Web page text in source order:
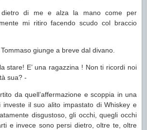
di me e alza la mano come per
mi ritiro facendo scudo col braccio
giunge a breve dal divano.
stare! E’ una ragazzina ! Non ti ricordi noi
sua? -
da quell’affermazione e scoppia in una
investe il suo alito impastato di Whiskey e
disgustoso, gli occhi, quegli occhi
e invece sono persi dietro, oltre te, oltre